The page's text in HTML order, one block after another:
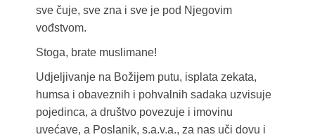
sve čuje, sve zna i sve je pod Njegovim
vođstvom.
Stoga, brate muslimane!
Udjeljivanje na Božijem putu, isplata zekata,
humsa i obaveznih i pohvalnih sadaka uzvisuje
pojedinca, a društvo povezuje i imovinu
uvećave, a Poslanik, s.a.v.a., za nas uči dovu i